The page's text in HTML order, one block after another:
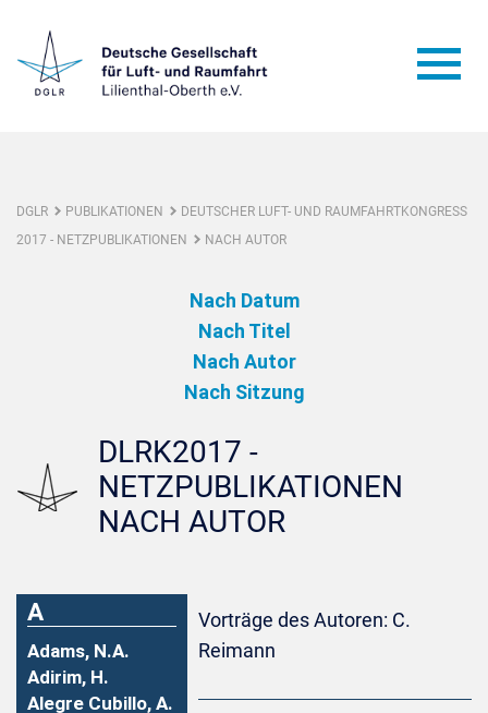
DGLR PUBLIKATIONEN
DEUTSCHER LUFT- UND RAUMFAHRTKONGRESS
2017 - NETZPUBLIKATIONEN
NACH AUTOR
Nach Datum
Nach Titel
Nach Autor
Nach Sitzung
DLRK2017 -
NETZPUBLIKATIONEN
NACH AUTOR
A
Adams, N.A.
Adirim, H.
Alegre Cubillo, A.
Vorträge des Autoren: C.
Reimann